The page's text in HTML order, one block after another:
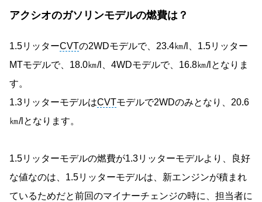
アクシオのガソリンモデルの燃費は？
1.5リッターCVTの2WDモデルで、23.4㎞/l、1.5リッター
MTモデルで、18.0㎞/l、4WDモデルで、16.8㎞/lとなりま
す。
1.3リッターモデルはCVTモデルで2WDのみとなり、20.6
㎞/lとなります。
1.5リッターモデルの燃費が1.3リッターモデルより、良好
な値なのは、1.5リッターモデルは、新エンジンが積まれ
ているためだと前回のマイナーチェンジの時に、担当者に